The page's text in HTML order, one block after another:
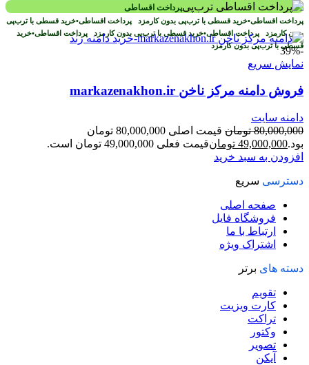
پرداخت اقساطی
پرداخت اقساطی•خرید قسطی با ترب‌پی بدون کارمزد پرداخت اقساطی•خرید قسطی با ترب‌پی
بدون کارمزد پرداخت اقساطی•خرید قسطی با ترب‌پی بدون کارمزد پرداخت اقساطی•خرید
قسطی با ترب‌پی بدون کارمزد
-39%
نمایش سریع
فروش دامنه مرکز ناخن markazenakhon.ir
دامنه سایت
80,000,000 تومان
قیمت اصلی 80,000,000 تومان
بود.49,000,000 تومانقیمت فعلی 49,000,000 تومان است.
افزودن به سبد خرید
دسترسی سریع
صفحه اصلی
فروشگاه فایل
ارتباط با ما
اشتراک ویژه
دسته های برتر
تقویم
کارت ویزیت
تراکت
وکتور
تصویر
آیکن